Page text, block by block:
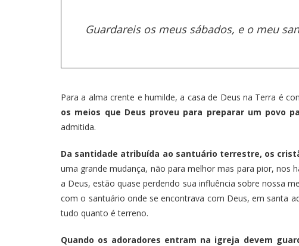
Guardareis os meus sábados, e o meu
Para a alma crente e humilde, a casa de Deus na Terra é
os meios que Deus proveu para preparar um povo
admitida.
Da santidade atribuída ao santuário terrestre, os
uma grande mudança, não para melhor mas para pior, nos
a Deus, estão quase perdendo sua influência sobre nossa
com o santuário onde se encontrava com Deus, em santa
tudo quanto é terreno.
Quando os adoradores entram na igreja devem